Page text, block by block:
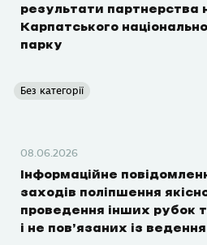
результати партнерства
Карпатського
парку
Без категорії
08.06.2026
Інформаційне
заходів поліпшення
проведення інших рубок
і не пов’язаних із